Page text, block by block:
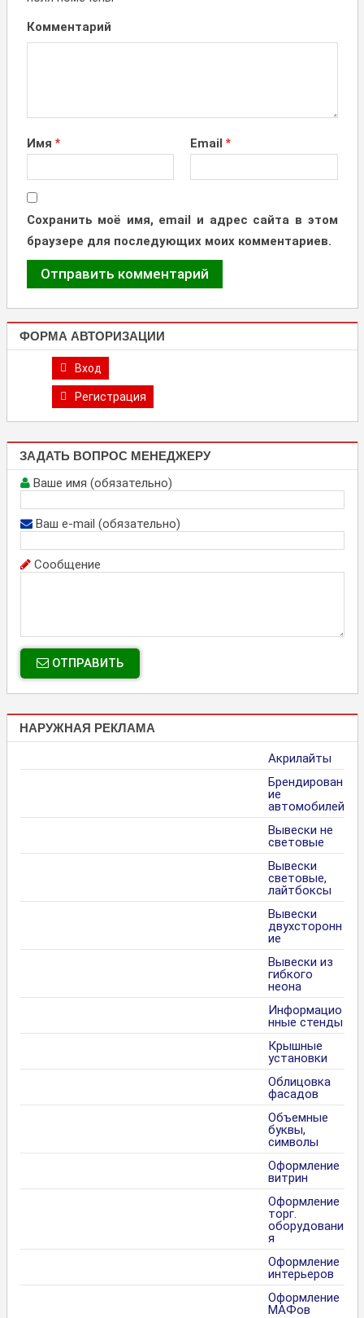
Комментарий
Имя * Email *
Сохранить моё имя, email и адрес сайта в этом
браузере для последующих моих комментариев.
ФОРМА АВТОРИЗАЦИИ
Вход
Регистрация
ЗАДАТЬ ВОПРОС МЕНЕДЖЕРУ
Ваше имя (обязательно)
Ваш e-mail (обязательно)
Сообщение
ОТПРАВИТЬ
НАРУЖНАЯ РЕКЛАМА
Акрилайты
Брендирован
ие
автомобилей
Вывески не
световые
Вывески
световые,
лайтбоксы
Вывески
двухсторонн
ие
Вывески из
гибкого
неона
Информацио
нные стенды
Крышные
установки
Облицовка
фасадов
Объемные
буквы,
символы
Оформление
витрин
Оформление
торг.
оборудовани
я
Оформление
интерьеров
Оформление
МАФов